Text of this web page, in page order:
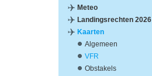
Meteo
Landingsrechten 2026
Kaarten
Algemeen
VFR
Obstakels